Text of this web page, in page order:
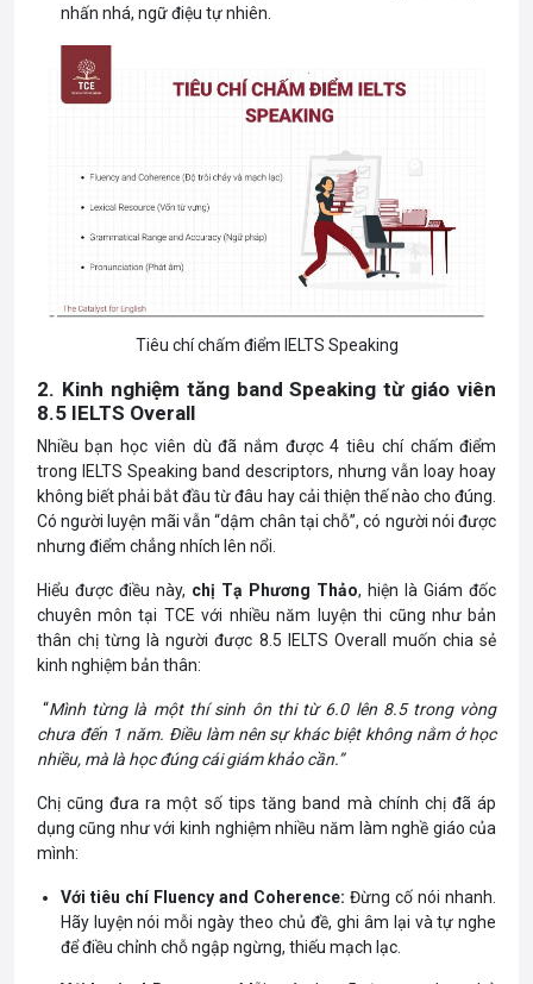
nhấn nhá, ngữ điệu tự nhiên.
Tiêu chí chấm điểm IELTS Speaking
2. Kinh nghiệm tăng band Speaking từ giáo viên
8.5 IELTS Overall
Nhiều bạn học viên dù đã nắm được 4 tiêu chí chấm điểm
trong IELTS Speaking band descriptors, nhưng vẫn loay hoay
không biết phải bắt đầu từ đâu hay cải thiện thế nào cho đúng.
Có người luyện mãi vẫn “dậm chân tại chỗ”, có người nói được
nhưng điểm chẳng nhích lên nổi.
Hiểu được điều này, chị Tạ Phương Thảo, hiện là Giám đốc
chuyên môn tại TCE với nhiều năm luyện thi cũng như bản
thân chị từng là người được 8.5 IELTS Overall muốn chia sẻ
kinh nghiệm bản thân:
“Mình từng là một thí sinh ôn thi từ 6.0 lên 8.5 trong vòng
chưa đến 1 năm. Điều làm nên sự khác biệt không nằm ở học
nhiều, mà là học đúng cái giám khảo cần.”
Chị cũng đưa ra một số tips tăng band mà chính chị đã áp
dụng cũng như với kinh nghiệm nhiều năm làm nghề giáo của
mình:
Với tiêu chí Fluency and Coherence:Đừng cố nói nhanh.
Hãy luyện nói mỗi ngày theo chủ đề, ghi âm lại và tự nghe
để điều chỉnh chỗ ngập ngừng, thiếu mạch lạc.